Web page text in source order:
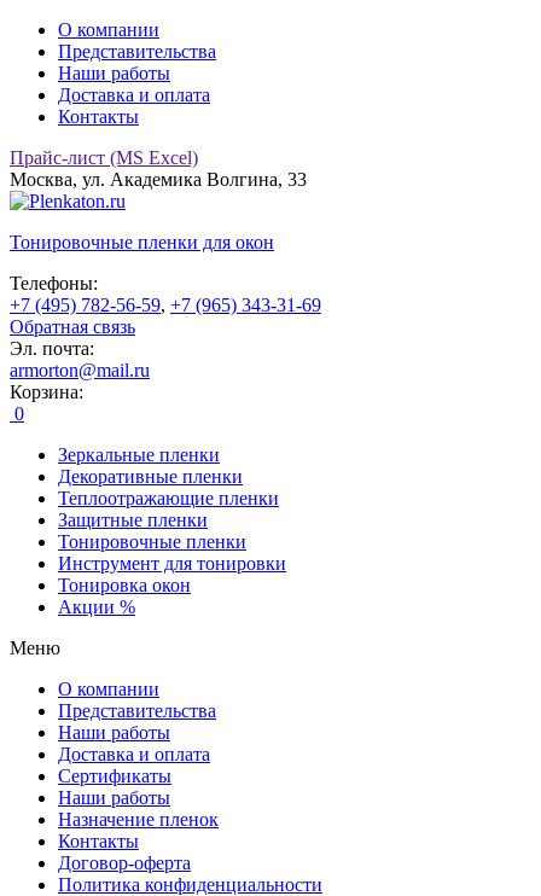
О компании
Представительства
Наши работы
Доставка и оплата
Контакты
Прайс-лист (MS Excel)
Москва, ул. Академика Волгина, 33
Тонировочные пленки для окон
Телефоны:
+7 (495) 782-56-59, +7 (965) 343-31-69
Обратная связь
Эл. почта:
armorton@mail.ru
Корзина:
0
Зеркальные пленки
Декоративные пленки
Теплоотражающие пленки
Защитные пленки
Тонировочные пленки
Инструмент для тонировки
Тонировка окон
Акции %
Меню
О компании
Представительства
Наши работы
Доставка и оплата
Сертификаты
Наши работы
Назначение пленок
Контакты
Договор-оферта
Политика конфиденциальности